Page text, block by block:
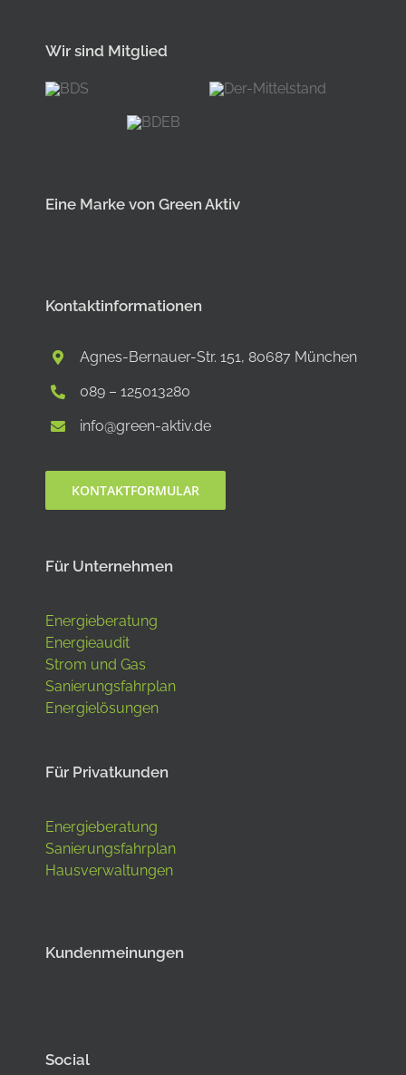
Wir sind Mitglied
Eine Marke von Green Aktiv
Kontaktinformationen
Agnes-Bernauer-Str. 151, 80687 München
089 – 125013280
info@green-aktiv.de
KONTAKTFORMULAR
Für Unternehmen
Energieberatung
Energieaudit
Strom und Gas
Sanierungsfahrplan
Energielösungen
Für Privatkunden
Energieberatung
Sanierungsfahrplan
Hausverwaltungen
Kundenmeinungen
Social